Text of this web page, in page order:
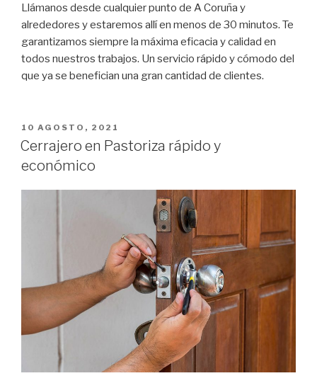
Llámanos desde cualquier punto de A Coruña y
alrededores y estaremos allí en menos de 30 minutos. Te
garantizamos siempre la máxima eficacia y calidad en
todos nuestros trabajos. Un servicio rápido y cómodo del
que ya se benefician una gran cantidad de clientes.
PUBLICADO
EL
10 AGOSTO, 2021
Cerrajero en Pastoriza rápido y
económico